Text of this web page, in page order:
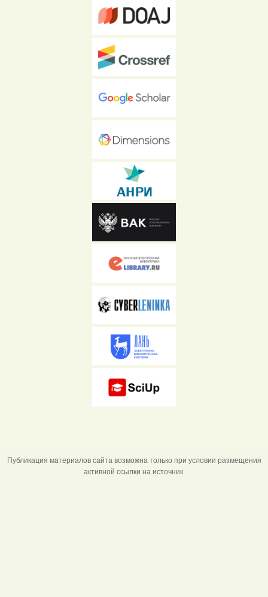
Публикация материалов сайта возможна только при условии размещения
активной ссылки на источник.